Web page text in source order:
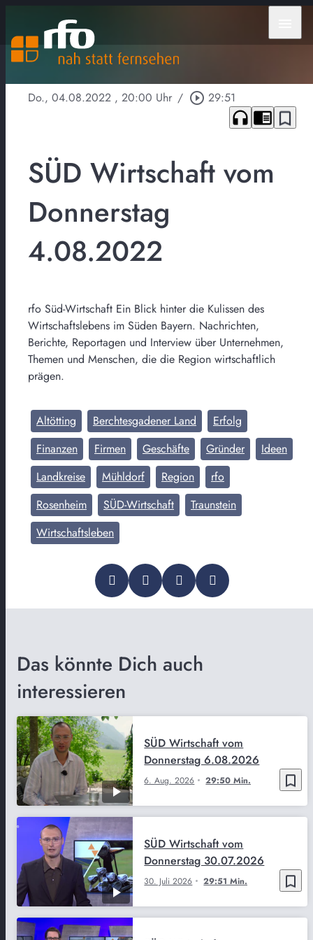
Do., 04.08.2022 , 20:00 Uhr / play_circle_outline 29:51
headphones chrome_reader_mode bookmark_border
SÜD Wirtschaft vom
Donnerstag
4.08.2022
rfo Süd-Wirtschaft Ein Blick hinter die Kulissen des
Wirtschaftslebens im Süden Bayern. Nachrichten,
Berichte, Reportagen und Interview über Unternehmen,
Themen und Menschen, die die Region wirtschaftlich
prägen.
Altötting Berchtesgadener Land
Erfolg
Finanzen
Firmen Geschäfte Gründer
Ideen
Landkreise
Mühldorf Region
rfo
Rosenheim
SÜD-Wirtschaft
Traunstein
Wirtschaftsleben
Das könnte Dich auch
interessieren
bookmark_border
6. Aug. 2026 29:50 Min.
SÜD Wirtschaft vom
Donnerstag 6.08.2026
bookmark_border
30. Juli 2026 29:51 Min.
SÜD Wirtschaft vom
Donnerstag 30.07.2026